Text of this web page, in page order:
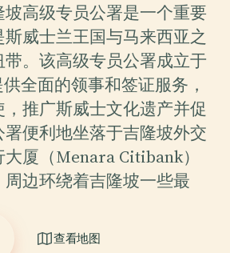
高级专员公署是一个重要
威士兰王国与马来西亚之
。该高级专员公署成立于
全面的领事和签证服务，
推广斯威士文化遗产并促
便利地坐落于吉隆坡外交
厦（Menara Citibank）
边环绕着吉隆坡一些最
查看地图